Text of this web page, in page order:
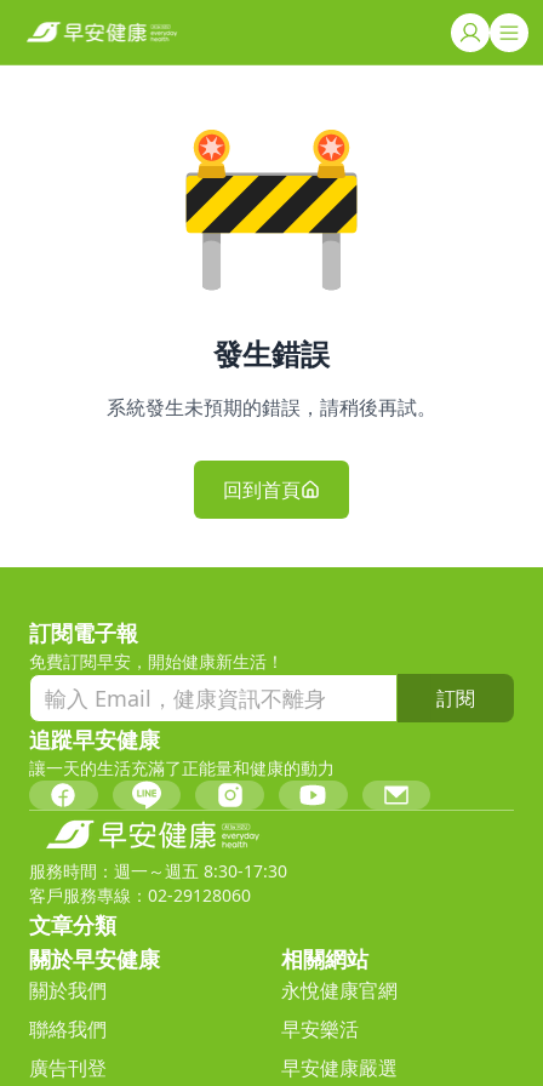
發生錯誤
系統發生未預期的錯誤，請稍後再試。
回到首頁
訂閱電子報
免費訂閱早安，開始健康新生活！
訂閱
追蹤早安健康
讓一天的生活充滿了正能量和健康的動力
服務時間：週一～週五 8:30-17:30
客戶服務專線：02-29128060
文章分類
關於早安健康
關於我們
聯絡我們
廣告刊登
相關網站
永悅健康官網
早安樂活
早安健康嚴選